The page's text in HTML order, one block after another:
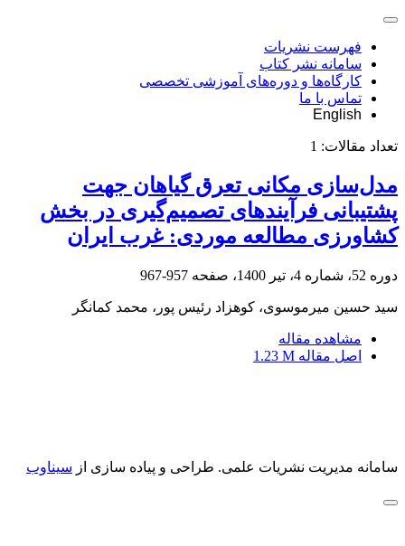
فهرست نشریات
سامانه نشر کتاب
کارگاه‌ها و دوره‌های آموزشی تخصصی
تماس با ما
English
تعداد مقالات: 1
مدل‌سازی مکانی تعرق گیاهان جهت
پشتیبانی فرآیندهای تصمیم‌گیری در بخش
کشاورزی مطالعه موردی: غرب ایران
دوره 52، شماره 4، تیر 1400، صفحه 957-967
سید حسین میرموسوی، کوهزاد رئیس پور، محمد کمانگر
مشاهده مقاله
اصل مقاله 1.23 M
سامانه مدیریت نشریات علمی. طراحی و پیاده سازی از سیناوب